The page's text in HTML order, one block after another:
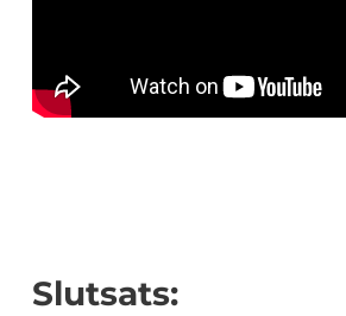
Slutsats: